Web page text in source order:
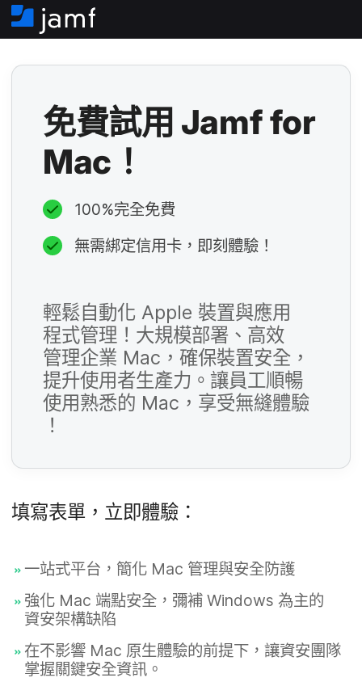
住
家
免費​試用 Jamf for
Mac ！
100%完全​免費
無​需​綁定​信用卡，​即刻​體驗​！
輕鬆​自動化 Apple 裝置​與​應用​
程式​管理​！​大​規模部署、​高效​
管理​企業 Mac ，​確保​裝置​安全，​
提升​使用​者​生產力。​讓​員工​順暢​
使用​熟悉​的 Mac ，​享受​無縫​體驗​
！
必
填​
欄
位
必
位
必
填​
欄
位
必
位
必
欄
位
必
填​
欄
填寫​表單，​立即​體驗：
一​站式​平台，​簡化 Mac 管理​與​安全​防護
強化 Mac 端點​安全，​彌補 Windows為主​的​
資安​架構缺​陷
在​不​影響 Mac 原生​體驗​的​前​提下，​讓​資安團隊​
掌握​關​鍵​安全​資訊。